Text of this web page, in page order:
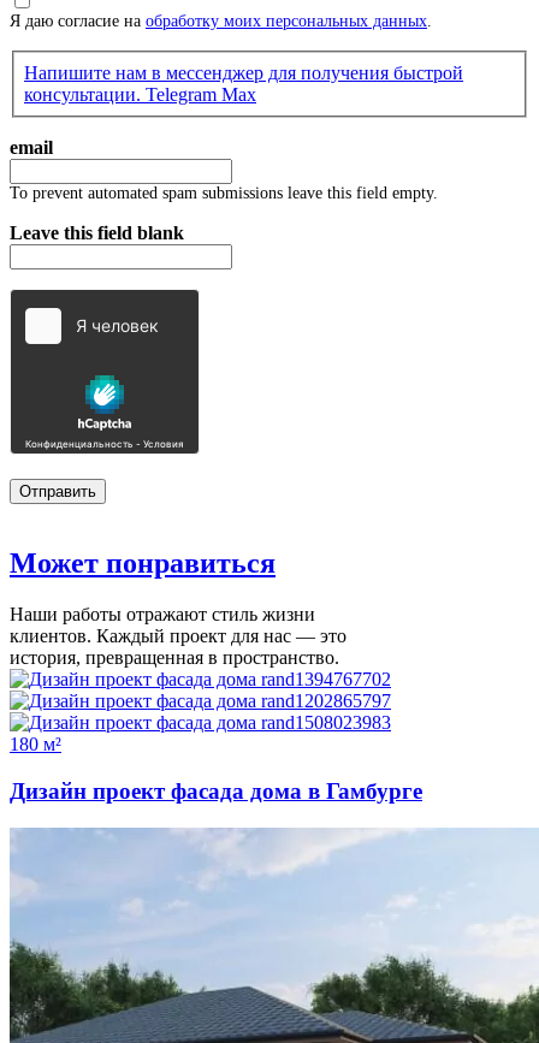
Я даю согласие на обработку моих персональных данных.
Напишите нам в мессенджер для получения быстрой
консультации. Telegram Max
email
To prevent automated spam submissions leave this field empty.
Leave this field blank
Может понравиться
Наши работы отражают стиль жизни
клиентов. Каждый проект для нас — это
история, превращенная в пространство.
180 м²
Дизайн проект фасада дома в Гамбурге